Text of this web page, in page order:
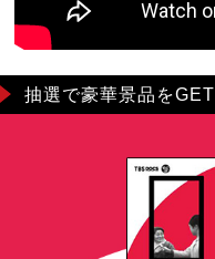
抽選で豪華景品をGET